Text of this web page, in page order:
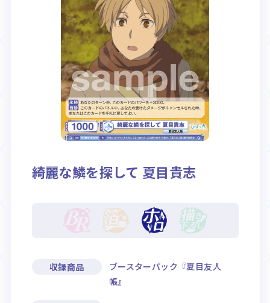
Rule / Q&A
ルール/Q&A
Deck Recipe
デッキレシピ
綺麗な鱗を探して 夏目貴志
収録商品
ブースターパック『夏目友人
帳』